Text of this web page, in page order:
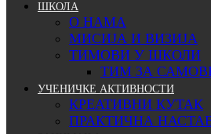
ШКОЛА
О НАМА
МИСИЈА И ВИЗИЈА
ТИМОВИ У ШКОЛИ
ТИМ ЗА
УЧЕНИЧКЕ АКТИВНОСТИ
КРЕАТИВНИ КУТАК
ПРАКТИЧНА